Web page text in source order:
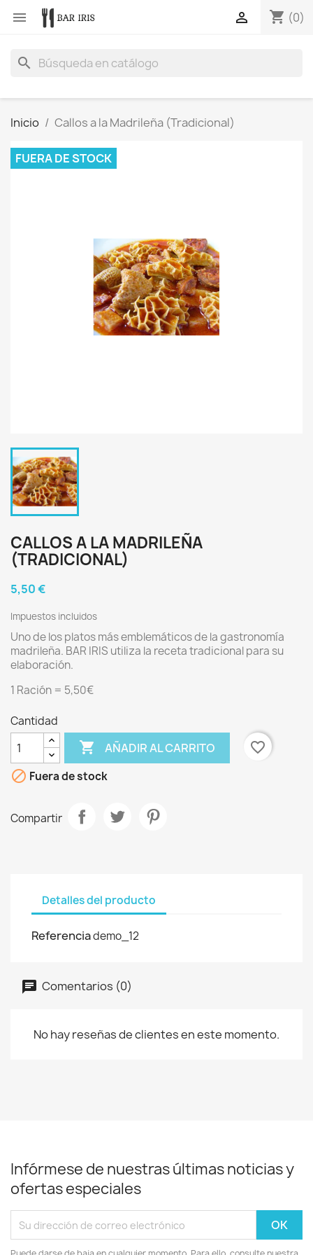
 shopping_cart (0)

search
Inicio Callos a la Madrileña (Tradicional)
FUERA DE STOCK
CALLOS A LA MADRILEÑA
(TRADICIONAL)
5,50 €
Impuestos incluidos
Uno de los platos más emblemáticos de la gastronomía
madrileña. BAR IRIS utiliza la receta tradicional para su
elaboración.
1 Ración = 5,50€
Cantidad
 AÑADIR AL CARRITO
favorite_border
 Fuera de stock
Compartir
Detalles del producto
Referenciademo_12
Comentarios (0)
No hay reseñas de clientes en este momento.
Infórmese de nuestras últimas noticias y
ofertas especiales